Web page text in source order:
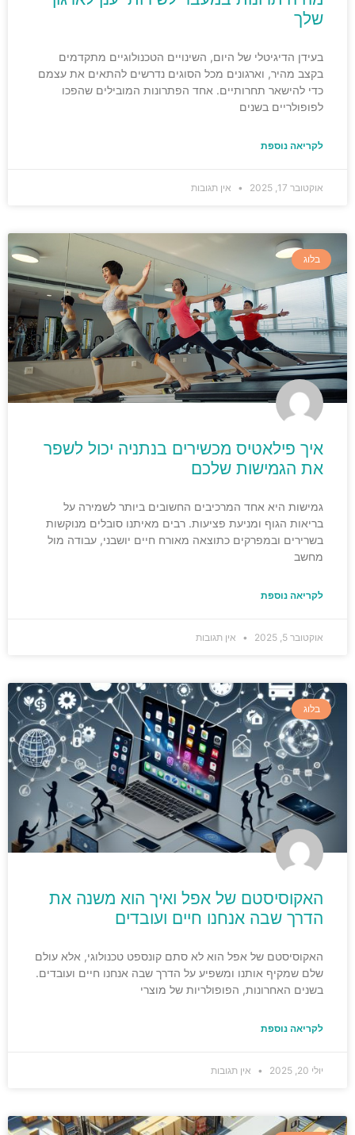
שלך
בעידן הדיגיטלי של היום, השינויים הטכנולוגיים מתקדמים
בקצב מהיר, וארגונים מכל הסוגים נדרשים להתאים את עצמם
כדי להישאר תחרותיים. אחד הפתרונות המובילים שהפכו
לפופולריים בשנים
לקריאה נוספת
אוקטובר 17, 2025 אין תגובות
בלוג
איך פילאטיס מכשירים בנתניה יכול לשפר
את הגמישות שלכם
גמישות היא אחד המרכיבים החשובים ביותר לשמירה על
בריאות הגוף ומניעת פציעות. רבים מאיתנו סובלים מנוקשות
בשרירים ובמפרקים כתוצאה מאורח חיים יושבני, עבודה מול
מחשב
לקריאה נוספת
אוקטובר 5, 2025 אין תגובות
בלוג
האקוסיסטם של אפל ואיך הוא משנה את
הדרך שבה אנחנו חיים ועובדים
האקוסיסטם של אפל הוא לא סתם קונספט טכנולוגי, אלא עולם
שלם שמקיף אותנו ומשפיע על הדרך שבה אנחנו חיים ועובדים.
בשנים האחרונות, הפופולריות של מוצרי
לקריאה נוספת
יולי 20, 2025 אין תגובות